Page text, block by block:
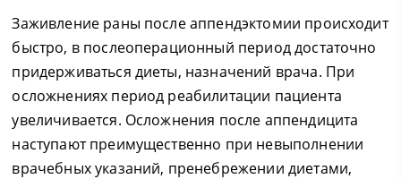
Заживление раны после аппендэктомии происходит
быстро, в послеоперационный период достаточно
придерживаться диеты, назначений врача. При
осложнениях период реабилитации пациента
увеличивается. Осложнения после аппендицита
наступают преимущественно при невыполнении
врачебных указаний, пренебрежении диетами,